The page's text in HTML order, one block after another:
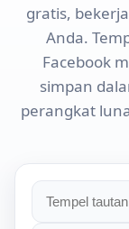
gratis,
Anda.
Facebook
simpan
perangkat